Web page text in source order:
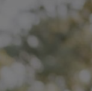
EVENTBERICHTE
FAHRRAD-